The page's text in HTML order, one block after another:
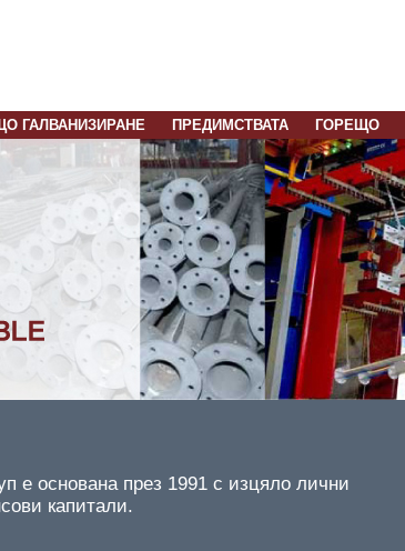
ГАЛВАНИЗИРАНЕ ПРЕДИМСТВАТА ГОРЕЩО
е основана през 1991 с изцяло лични
капитали.